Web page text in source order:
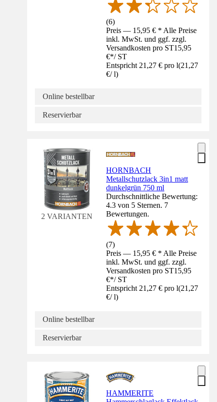
(6)
Preis — 15,95 € * Alle Preise
inkl. MwSt. und ggf. zzgl.
Versandkosten pro ST15,95
€*/ ST
Entspricht 21,27 € pro l(21,27
€/ l)
Online bestellbar
Reservierbar
2 VARIANTEN
HORNBACH
Metallschutzlack 3in1 matt
dunkelgrün 750 ml
Durchschnittliche Bewertung:
4.3 von 5 Sternen. 7
Bewertungen.
(7)
Preis — 15,95 € * Alle Preise
inkl. MwSt. und ggf. zzgl.
Versandkosten pro ST15,95
€*/ ST
Entspricht 21,27 € pro l(21,27
€/ l)
Online bestellbar
Reservierbar
HAMMERITE